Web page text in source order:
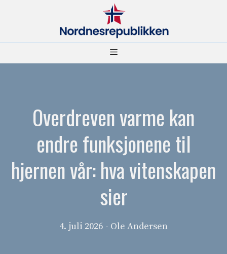
Meny
Overdreven varme kan
endre funksjonene til
hjernen vår: hva vitenskapen
sier
4. juli 2026 - Ole Andersen